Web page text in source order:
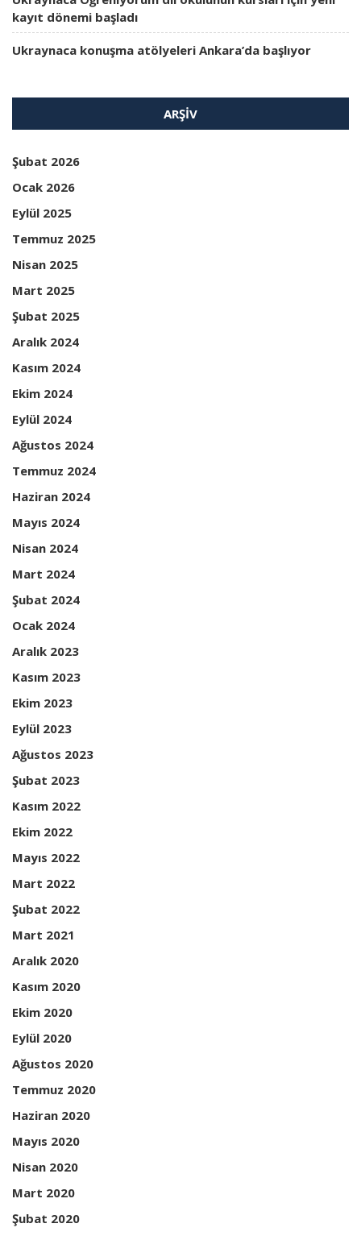
kayıt dönemi başladı
Ukraynaca konuşma atölyeleri Ankara’da başlıyor
ARŞIV
Şubat 2026
Ocak 2026
Eylül 2025
Temmuz 2025
Nisan 2025
Mart 2025
Şubat 2025
Aralık 2024
Kasım 2024
Ekim 2024
Eylül 2024
Ağustos 2024
Temmuz 2024
Haziran 2024
Mayıs 2024
Nisan 2024
Mart 2024
Şubat 2024
Ocak 2024
Aralık 2023
Kasım 2023
Ekim 2023
Eylül 2023
Ağustos 2023
Şubat 2023
Kasım 2022
Ekim 2022
Mayıs 2022
Mart 2022
Şubat 2022
Mart 2021
Aralık 2020
Kasım 2020
Ekim 2020
Eylül 2020
Ağustos 2020
Temmuz 2020
Haziran 2020
Mayıs 2020
Nisan 2020
Mart 2020
Şubat 2020